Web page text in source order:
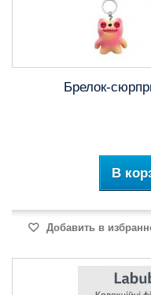
Брелок-
В
Добавить в